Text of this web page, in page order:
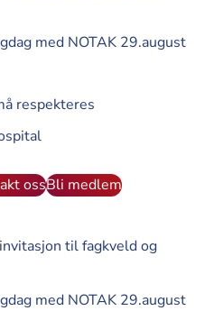
med NOTAK 29.august
respekteres
ossBli medlem
til fagkveld og
med NOTAK 29.august